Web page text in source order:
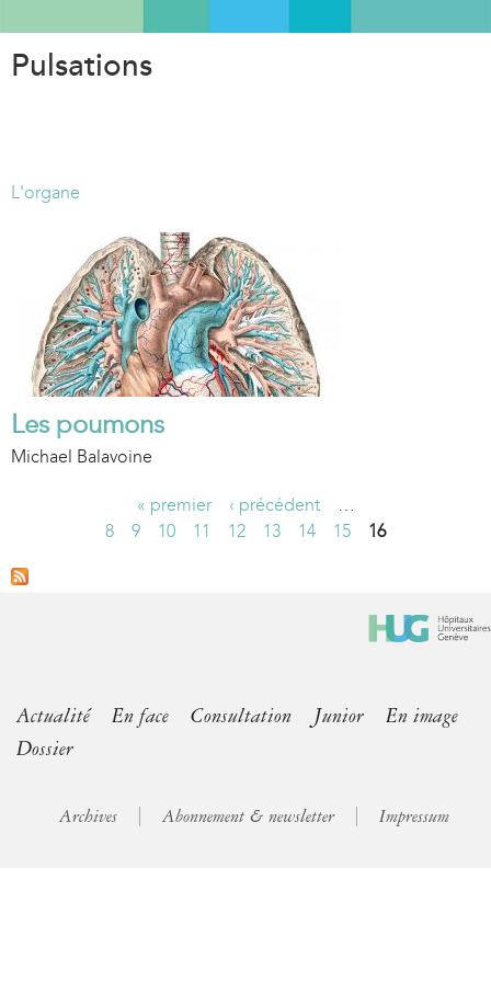
Pulsations
L'organe
Les poumons
Michael Balavoine
a
« premier ‹ précédent
…
8
9 10 11 12 13 14 15 16
Actualité En face Consultation Junior
En image
Dossier
Archives Abonnement & newsletter Impressum